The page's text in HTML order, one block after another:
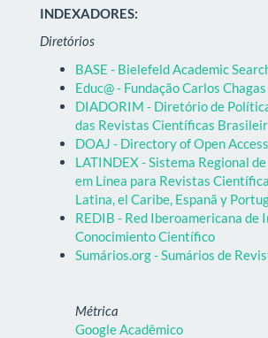
INDEXADORES:
Diretórios
BASE - Bielefeld Academic
Educ@ - Fundação Carlos Chagas
DIADORIM - Diretório de
das Revistas Científicas
DOAJ - Directory of Open
LATINDEX - Sistema Regional
em Línea para Revistas
Latina, el Caribe, Espanã y
REDIB - Red Iberoamericana de
Conocimiento Científico
Sumários.org - Sumários de
Métrica
Google Acadêmico